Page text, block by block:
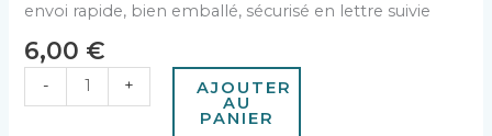
envoi rapide, bien emballé, sécurisé en lettre suivie
6,00 €
- + AJOUTER
AU
PANIER